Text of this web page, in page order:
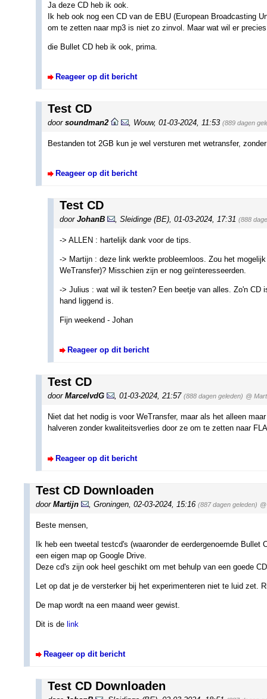
Ja deze CD heb ik ook.
Ik heb ook nog een CD van de EBU (European Broadcasting
om te zetten naar mp3 is niet zo zinvol. Maar wat wil er
die Bullet CD heb ik ook, prima.
Reageer op dit bericht
Test CD
door soundman2 Wouw, 01-03-2024, 11:53 (889 dagen
Bestanden tot 2GB kun je wel versturen met wetransfer,
Reageer op dit bericht
Test CD
door JohanB Sleidinge (BE) 01-03-2024, 17:31 (888
-> ALLEN : hartelijk dank voor de tips.
-> Martijn : deze link werkte probleemloos. Zou het
WeTransfer)? Misschien zijn er nog geïnteresseerden.
-> Julius : wat wil ik testen? Een beetje van alles. Zo'n CD
hand liggend is.
Fijn weekend - Johan
Reageer op dit bericht
Test CD
door MarcelvdG , 01-03-2024, 21:57 (888 dagen geleden) @
Niet dat het nodig is voor WeTransfer, maar als het alleen
halveren zonder kwaliteitsverlies door ze om te zetten naar
Reageer op dit bericht
Test CD Downloaden
door Martijn Groningen 02-03-2024, 15:16 (887 dagen geleden)
Beste mensen,
Ik heb een tweetal testcd's (waaronder de eerdergenoemde
een eigen map op Google Drive.
Deze cd's zijn ook heel geschikt om met behulp van een goede
Let op dat je de versterker bij het experimenteren niet te luid zet.
De map wordt na een maand weer gewist.
Dit is de link
Reageer op dit bericht
Test CD Downloaden